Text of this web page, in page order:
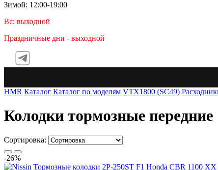
Зимой: 12:00-19:00
Вс: выходной
Праздничные дни - выходной
HMR Каталог Каталог по моделям VTX1800 (SC49)
Колодки тормозные передние
Сортировка:
-26%